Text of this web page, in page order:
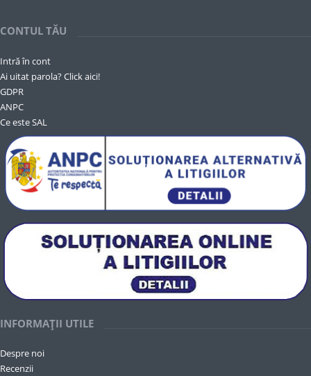
CONTUL TĂU
Intră în cont
Ai uitat parola? Click aici!
GDPR
ANPC
Ce este SAL
INFORMAȚII UTILE
Despre noi
Recenzii